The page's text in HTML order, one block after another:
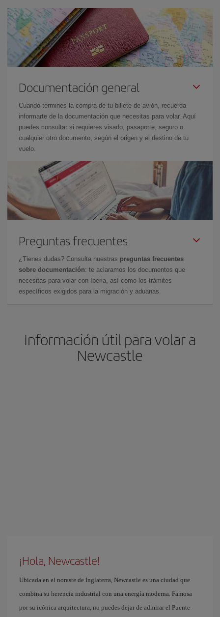
Documentación general
Cuando termines la compra de tu billete de avión, recuerda
informarte de la documentación que necesitas para volar. Aquí
puedes consultar si requieres visado, pasaporte, seguro o
cualquier otro documento, según el origen y el destino de tu
vuelo.
Preguntas frecuentes
¿Tienes dudas? Consulta nuestras preguntas frecuentes
sobre documentación: te aclaramos los documentos que
necesitas para volar con Iberia, así como los trámites
específicos exigidos para la migración y aduanas.
Información útil para volar a
Newcastle
¡Hola, Newcastle!
Ubicada en el noreste de Inglaterra, Newcastle es una ciudad que
combina su herencia industrial con una energía moderna. Famosa
por su icónica arquitectura, no puedes dejar de admirar el Puente